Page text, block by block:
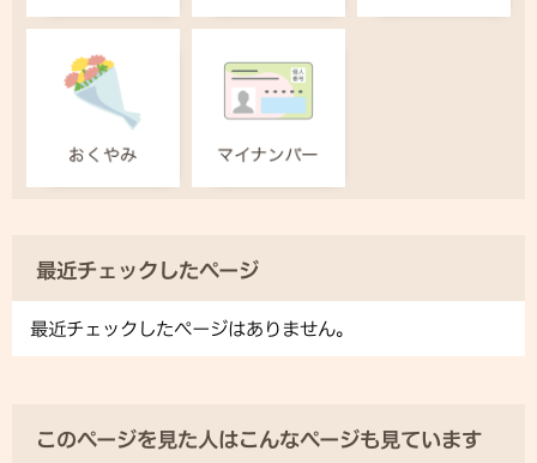
最近チェックしたページ
最近チェックしたページはありません。
このページを見た人はこんなページも見ています